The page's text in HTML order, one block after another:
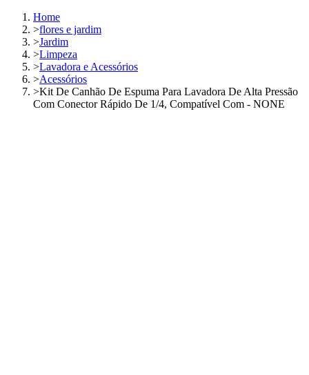
Home
>flores e jardim
>Jardim
>Limpeza
>Lavadora e Acessórios
>Acessórios
>Kit De Canhão De Espuma Para Lavadora De Alta Pressão
Com Conector Rápido De 1/4, Compatível Com - NONE